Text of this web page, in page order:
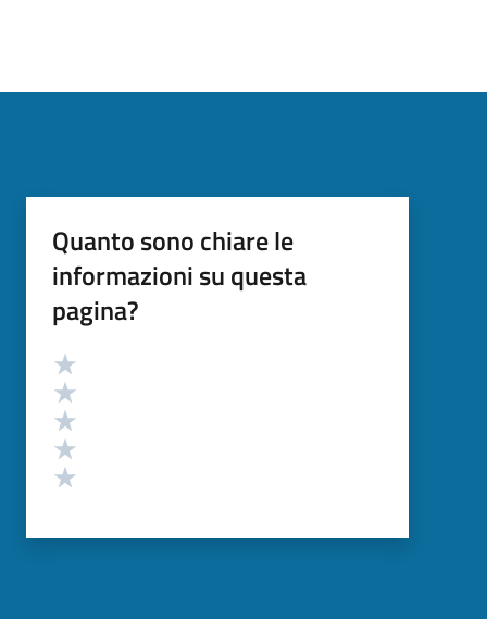
Quanto sono chiare le
informazioni su questa
pagina?
Valutazione